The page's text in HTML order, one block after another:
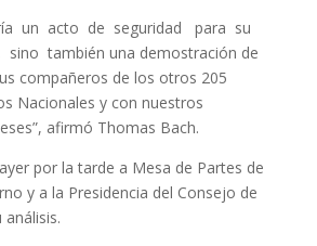
un acto de seguridad para su
también una demostración de
compañeros de los otros 205
Nacionales y con nuestros
afirmó Thomas Bach.
por la tarde a Mesa de Partes de
y a la Presidencia del Consejo de